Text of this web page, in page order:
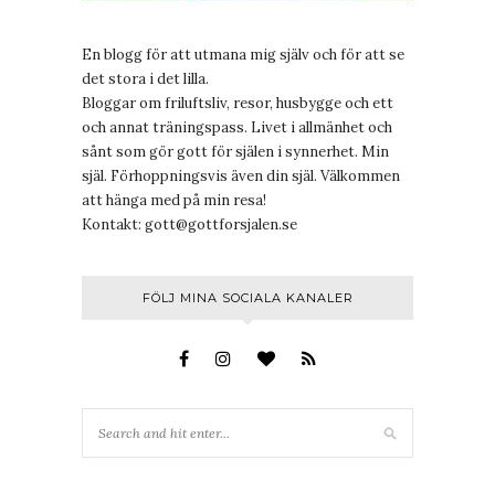
En blogg för att utmana mig själv och för att se
det stora i det lilla.
Bloggar om friluftsliv, resor, husbygge och ett
och annat träningspass. Livet i allmänhet och
sånt som gör gott för själen i synnerhet. Min
själ. Förhoppningsvis även din själ. Välkommen
att hänga med på min resa!
Kontakt: gott@gottforsjalen.se
FÖLJ MINA SOCIALA KANALER